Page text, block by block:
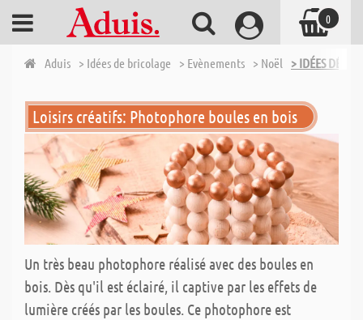
Aduis > Idées de bricolage > Evènements > Noël > IDÉES
Loisirs créatifs: Photophore boules en bois
Un très beau photophore réalisé avec des boules en
bois. Dès qu'il est éclairé, il captive par les effets de
lumière créés par les boules. Ce photophore est
0